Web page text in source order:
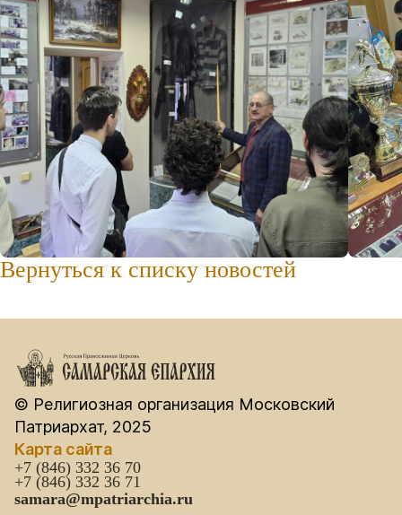
Вернуться к списку новостей
© Религиозная организация Московский
Патриархат, 2025
Карта сайта
+7 (846) 332 36 70
+7 (846) 332 36 71
samara@mpatriarchia.ru